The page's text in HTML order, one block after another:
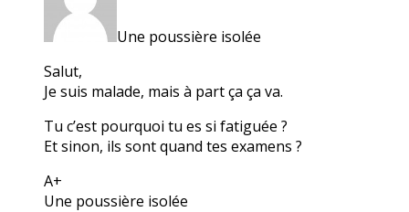
Une poussière isolée
Salut,
Je suis malade, mais à part ça ça va.
Tu c’est pourquoi tu es si fatiguée ?
Et sinon, ils sont quand tes examens ?
A+
Une poussière isolée